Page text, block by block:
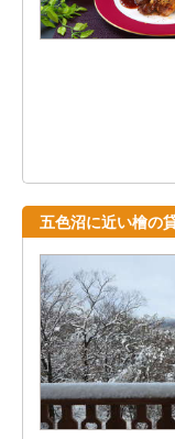
五色沼に近い檜の